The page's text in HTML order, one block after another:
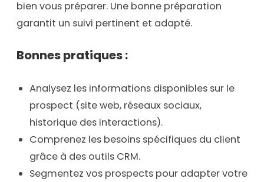
bien vous préparer. Une bonne préparation
garantit un suivi pertinent et adapté.
Bonnes pratiques :
Analysez les informations disponibles sur le
prospect (site web, réseaux sociaux,
historique des interactions).
Comprenez les besoins spécifiques du client
grâce à des outils CRM.
Segmentez vos prospects pour adapter votre